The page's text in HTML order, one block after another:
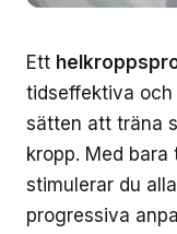
Ett
tidseffektiva
sätten att träna
kropp. Med
stimulerar du
progressiva